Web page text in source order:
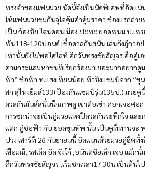
ทรงจำของแฟนมวย นัดนี้จึงเป็นนัดพิเศษที่อัดแน่
ให้แฟนมวยชมกันจุใจคุ้มค่าคุ้มราคา ช่องแรกถ่าย
เป็น ก้องชัย ไฉนดอนเมือง ปะทะ ยอดพนม ป.เพ
พัน118-120ปอนด์ เชื่อดวลกันสนั่น เล่นถึงฎีกาอย่
เท่านั้นยังไม่พอไฮไลท์ ศึกวันทรงชัยสัญจร คือคู่เ
ตามกระแสมหาชนที่เรียกร้องมาเยอะมากอยากดู
ฟ้า” ช่อฟ้า ท.แสงเทียนน้อย ท้าชิงแชมป์จาก “ขุน
สก.สุไหงยิมส์133(ป้องกันแชมป์รุ่น135ป.) มวยคู่
ดวลกันมันส์สนั่นนึกภาพดู เข่าต่อเข่า ศอกเจอศอก
การชกน่าจะเป็นคู่มวยแห่งปีดวลกันระทึกใจ แล
แตก คู่ช่อฟ้า กับ ยอดขุนทัพ นั้น เป็นคู่ที่ท่านจะ พ
ปวง เสาร์ที่ 26 กันยายนนี้ อัดแน่นด้วยมวยคู่ฮิตทั้ง
เสือมณี, รสเด็ด อัด จังโก้ ,อนันตชัยเล็ก เจอ แม็ก
ศึกวันทรงชัยสัญจร ,เริ่มชกเวลา17.30น.เป็นต้นไ